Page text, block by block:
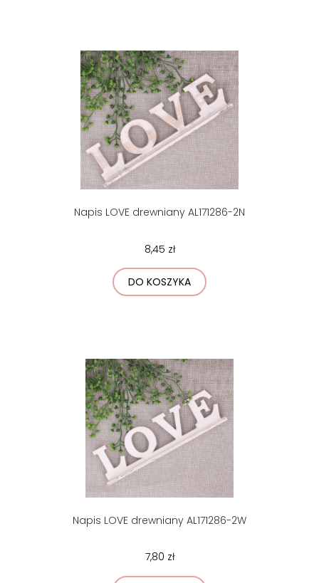
Napis LOVE drewniany AL171286-2N
8,45 zł
DO KOSZYKA
Napis LOVE drewniany AL171286-2W
7,80 zł